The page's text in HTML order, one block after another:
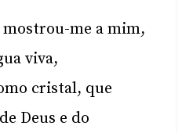
mostrou-me a mim,
viva,
cristal, que
Deus e do